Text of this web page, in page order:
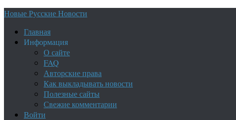
Новые Русские Новости
Главная
Информация
О сайте
FAQ
Авторские права
Как выкладывать новости
Полезные сайты
Свежие комментарии
Войти